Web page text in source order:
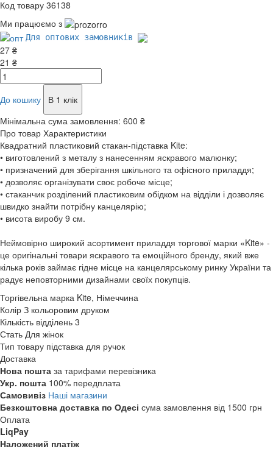
Код товару 36138
Ми працюємо з
Для оптових замовників
27 ₴
21 ₴
До кошику
В 1 клік
Мінімальна сума замовлення: 600 ₴
Про товар Характеристики
Квадратний пластиковий стакан-підставка Kite:
• виготовлений з металу з нанесенням яскравого малюнку;
• призначений для зберігання шкільного та офісного приладдя;
• дозволяє організувати своє робоче місце;
• стаканчик розділений пластиковим обідком на відділи і дозволяє
швидко знайти потрібну канцелярію;
• висота виробу 9 см.
Неймовірно широкий асортимент приладдя торгової марки «Kite» -
це оригінальні товари яскравого та емоційного бренду, який вже
кілька років займає гідне місце на канцелярському ринку України та
радує неповторними дизайнами своїх покупців.
Торгівельна марка Kite, Німеччина
Колір З кольоровим друком
Кількість відділень 3
Стать Для жінок
Тип товару підставка для ручок
Доставка
Нова пошта за тарифами перевізника
Укр. пошта 100% передплата
Самовивіз Наші магазини
Безкоштовна доставка по Одесі сума замовлення від 1500 грн
Оплата
LiqPay
Наложений платіж